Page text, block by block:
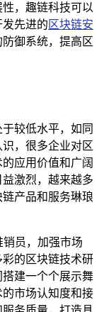
，趣链科技可以
先进的 区块链安
御系统，提高区
较低水平，如同
，很多企业对区
应用价值和广阔
激烈，越来越多
产品和服务琳琅
员，加强市场
的区块链技术研
建一个个展示舞
市场认知度和接